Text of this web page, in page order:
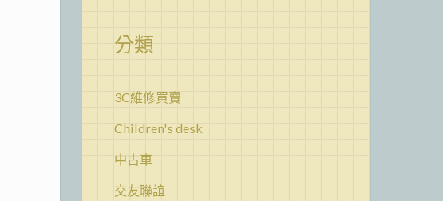
分類
3C維修買賣
Children's desk
中古車
交友聯誼